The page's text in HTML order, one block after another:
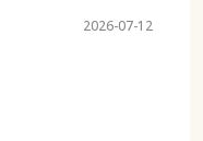
2026-07-12